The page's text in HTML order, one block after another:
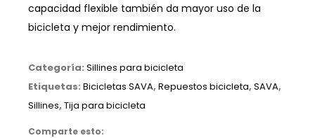
capacidad flexible también da mayor uso de la
bicicleta y mejor rendimiento.
Categoría: Sillines para bicicleta
Etiquetas: Bicicletas SAVA, Repuestos bicicleta, SAVA,
Sillines, Tija para bicicleta
Comparte esto: